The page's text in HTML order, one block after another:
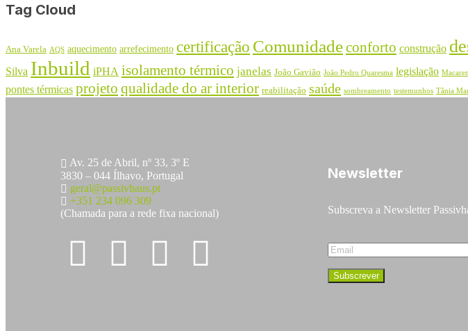
Tag Cloud
Ana Varela AQS aquecimento arrefecimento certificação Comunidadeconforto construção
Silva Inbuild iPHA isolamento térmico janelas João Gavião João Pedro Quaresma legislação
pontes térmicas projeto qualidade do ar interior reabilitação saúde sombreamento testemunhos Tânia
Av. 25 de Abril, nº 33, 3º E
3830 – 044 Ílhavo, Portugal
geral@passivhaus.pt
+351 234 096 309
(Chamada para a rede fixa nacional)
Newsletter
Subscreva a Newsletter